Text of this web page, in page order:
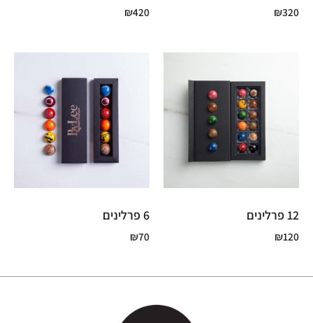
₪320
₪420
12 פרלינים
₪120
6 פרלינים
₪70